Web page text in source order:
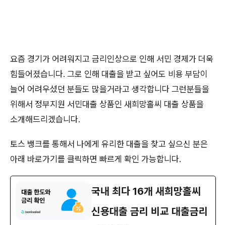
요즘 경기가 어려워지고 금리인상으로 인해 서민 경제가 더욱
힘들어졌습니다. 그로 인해 대출을 받고 싶어도 비용 부담이
늘어 어려우셨던 분들도 많을거라고 생각합니다 그런분들을
위해서 정부지원 서민대출 상품인 새희망홀씨 대출 상품을
소개해드리겠습니다.
토스 뱅크를 통해서 나에게 유리한 대출을 찾고 싶으신 분은
아래 바로가기를 클릭하면 빠르게 확인 가능합니다.
국내 최다 16개 새희망홀씨
신용대출 금리 비교 대출금리